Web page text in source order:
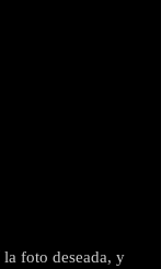
foto deseada, y